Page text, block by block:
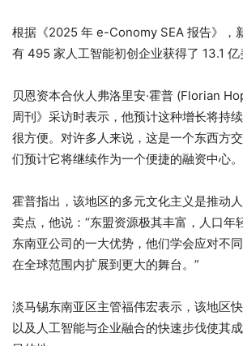
根据《2025 年 e-Conomy SEA 报告》，
有 495 家人工智能初创企业获得了 13.1 亿
贝恩资本合伙人弗洛里安·霍普 (Florian
周刊》采访时表示，他预计这种增长将持
很方便。对许多人来说，这是一个东西方
们预计它将继续作为一个便捷的融资中心。
霍普指出，该地区的多元文化主义是推动
卖点，他说：“东盟资源极其丰富，人口年
东南亚公司的一大优势，他们学会应对不
在全球范围内扩展到更大的舞台。”
淡马锡东南亚区主管福伟宏表示，该地区
以及人工智能与企业融合的快速步伐使其